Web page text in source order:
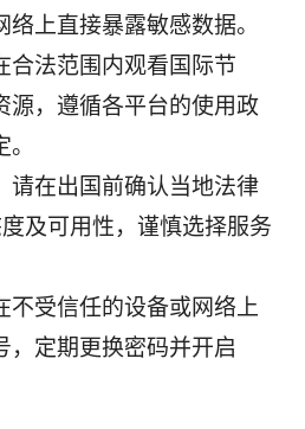
上直接暴露敏感数据。
合法范围内观看国际节
源，遵循各平台的使用政
请在出国前确认当地法律
及可用性，谨慎选择服务
不受信任的设备或网络上
，定期更换密码并开启